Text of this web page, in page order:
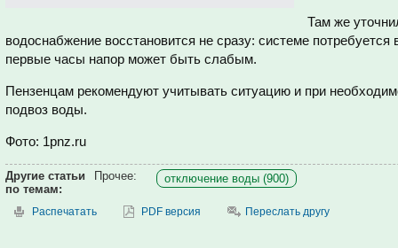
Там же
водоснабжение восстановится не сразу: системе
первые часы напор может быть слабым.
Пензенцам рекомендуют учитывать ситуацию и при
подвоз воды.
Фото: 1pnz.ru
Другие статьи
по темам:
Прочее: отключение воды (900)
Распечатать PDF версия Переслать другу